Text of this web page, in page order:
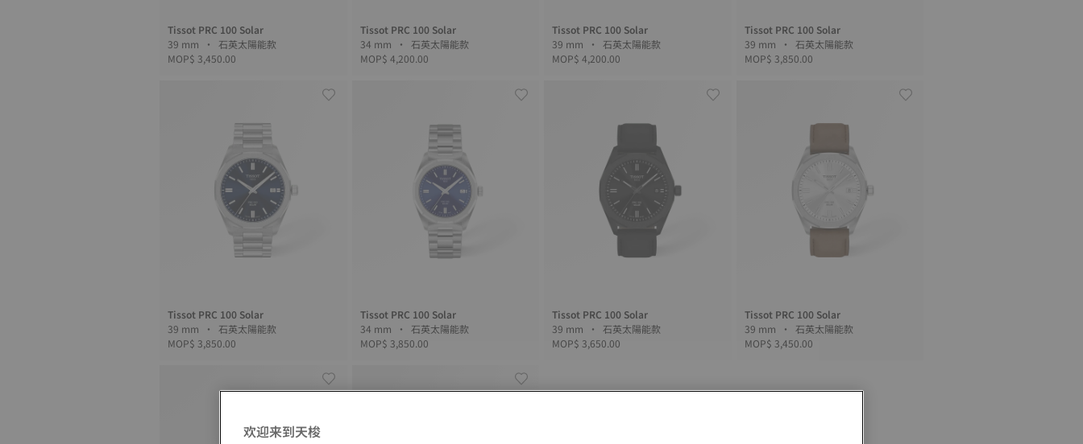
Tissot PRC 100 Solar
39 mm • 石英太陽能款
MOP$ 3,450.00
Tissot PRC 100 Solar
34 mm • 石英太陽能款
MOP$ 4,200.00
Tissot PRC 100 Solar
39 mm • 石英太陽能款
MOP$ 4,200.00
Tissot PRC 100 Solar
39 mm • 石英太陽能款
MOP$ 3,850.00
Tissot PRC 100 Solar
39 mm • 石英太陽能款
MOP$ 3,850.00
Tissot PRC 100 Solar
34 mm • 石英太陽能款
MOP$ 3,850.00
Tissot PRC 100 Solar
39 mm • 石英太陽能款
MOP$ 3,650.00
Tissot PRC 100 Solar
39 mm • 石英太陽能款
MOP$ 3,450.00
欢迎来到天梭